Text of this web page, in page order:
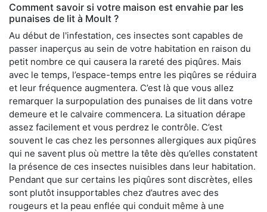
Comment savoir si votre maison est envahie par les
punaises de lit à Moult ?
Au début de l'infestation, ces insectes sont capables de
passer inaperçus au sein de votre habitation en raison du
petit nombre ce qui causera la rareté des piqûres. Mais
avec le temps, l’espace-temps entre les piqûres se réduira
et leur fréquence augmentera. C’est là que vous allez
remarquer la surpopulation des punaises de lit dans votre
demeure et le calvaire commencera. La situation dérape
assez facilement et vous perdrez le contrôle. C’est
souvent le cas chez les personnes allergiques aux piqûres
qui ne savent plus où mettre la tête dès qu’elles constatent
la présence de ces insectes nuisibles dans leur habitation.
Pendant que sur certains les piqûres sont discrètes, elles
sont plutôt insupportables chez d’autres avec des
rougeurs et la peau enflée qui conduit même à une